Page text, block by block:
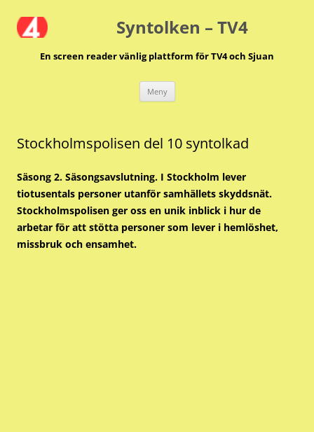
till
innehåll Syntolken – TV4
En screen reader vänlig plattform för TV4 och Sjuan
Meny
Stockholmspolisen del 10 syntolkad
Säsong 2. Säsongsavslutning. I Stockholm lever
tiotusentals personer utanför samhällets skyddsnät.
Stockholmspolisen ger oss en unik inblick i hur de
arbetar för att stötta personer som lever i hemlöshet,
missbruk och ensamhet.